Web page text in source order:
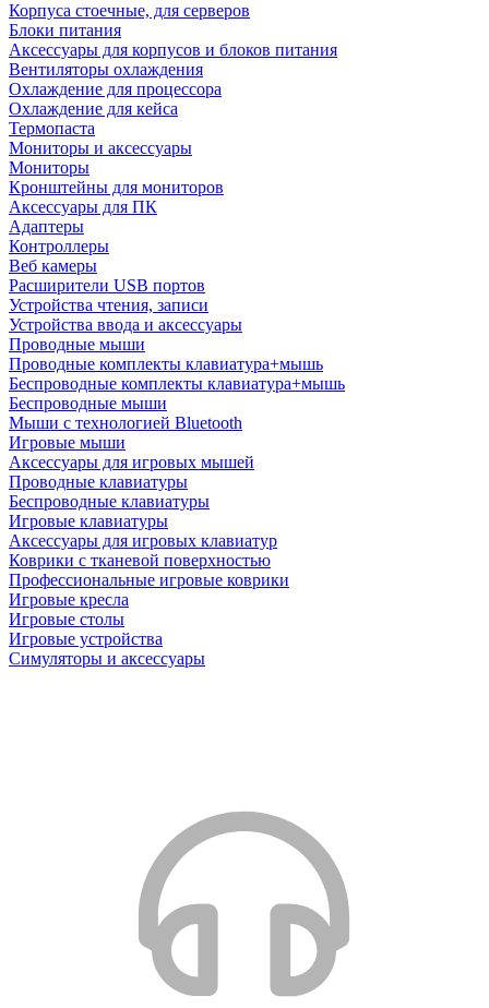
Корпуса стоечные, для серверов
Блоки питания
Аксессуары для корпусов и блоков питания
Вентиляторы охлаждения
Охлаждение для процессора
Охлаждение для кейса
Термопаста
Мониторы и аксессуары
Мониторы
Кронштейны для мониторов
Аксессуары для ПК
Адаптеры
Контроллеры
Веб камеры
Расширители USB портов
Устройства чтения, записи
Устройства ввода и аксессуары
Проводные мыши
Проводные комплекты клавиатура+мышь
Беспроводные комплекты клавиатура+мышь
Беспроводные мыши
Мыши с технологией Bluetooth
Игровые мыши
Аксессуары для игровых мышей
Проводные клавиатуры
Беспроводные клавиатуры
Игровые клавиатуры
Аксессуары для игровых клавиатур
Коврики с тканевой поверхностью
Профессиональные игровые коврики
Игровые кресла
Игровые столы
Игровые устройства
Симуляторы и аксессуары